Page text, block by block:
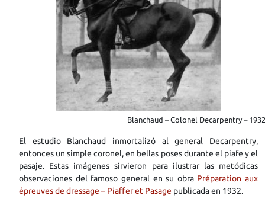
Blanchaud – Colonel Decarpentry – 1932
El estudio Blanchaud inmortalizó al general Decarpentry,
entonces un simple coronel, en bellas poses durante el piafe y el
pasaje. Estas imágenes sirvieron para ilustrar las metódicas
observaciones del famoso general en su obra Préparation aux
épreuves de dressage – Piaffer et Pasage publicada en 1932.